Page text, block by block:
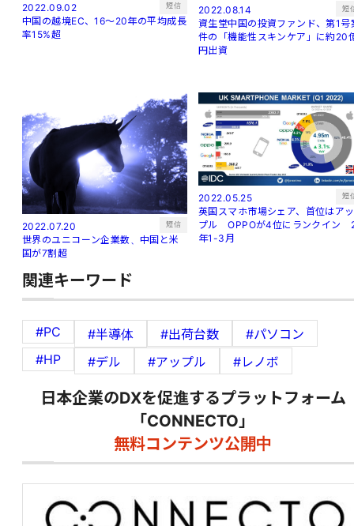
2022.09.02 短信
中国の越境EC、16～20年の平均成長
率15%超
2022.08.14 短
資生堂中国の投資ファンド、第1号
件の「機能性スキンケア」に約20
円出資
2022.07.20 短信
世界のユニコーン企業数、中国と米
国が7割超
2022.05.25 短
英国スマホ市場シェア、首位はアッ
プル OPPOが4位にランクイン
年1-3月
関連キーワード
#PC #半導体 #出荷台数
#パソコン
#HP
#デル #アップル #レノボ
日本企業のDXを促進するプラットフォーム
「CONNECTO」
無料コンテンツ公開中